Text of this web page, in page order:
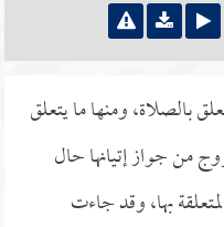
بالصلاة، ومنها ما يتعلق
من جواز إتيانها حال
بها، وقد جاءت